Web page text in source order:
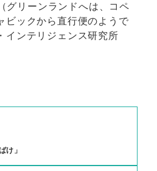
リーンランドへは、コペ
ビックから直行便のようで
インテリジェンス研究所
け」